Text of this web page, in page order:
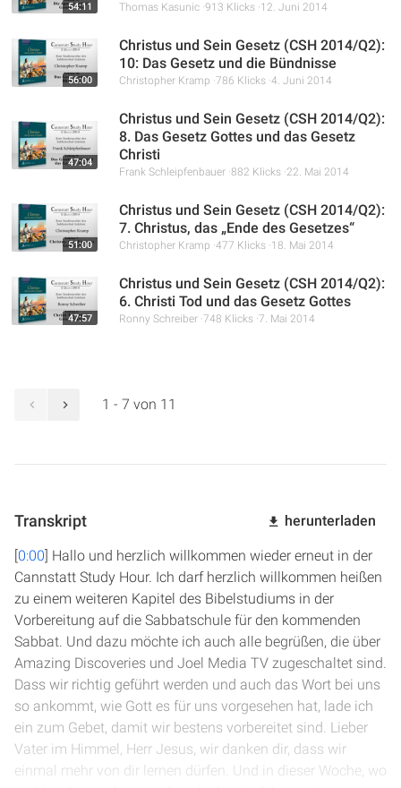
54:11 Thomas Kasunic 913 Klicks 12. Juni 2014
56:00
Christus und Sein Gesetz (CSH 2014/Q2):
10: Das Gesetz und die Bündnisse
Christopher Kramp 786 Klicks 4. Juni 2014
47:04
Christus und Sein Gesetz (CSH 2014/Q2):
8. Das Gesetz Gottes und das Gesetz
Christi
Frank Schleipfenbauer 882 Klicks 22. Mai 2014
51:00
Christus und Sein Gesetz (CSH 2014/Q2):
7. Christus, das „Ende des Gesetzes“
Christopher Kramp 477 Klicks 18. Mai 2014
47:57
Christus und Sein Gesetz (CSH 2014/Q2):
6. Christi Tod und das Gesetz Gottes
Ronny Schreiber 748 Klicks 7. Mai 2014
1 - 7 von 11
Transkript herunterladen
[0:00] Hallo und herzlich willkommen wieder erneut in der
Cannstatt Study Hour. Ich darf herzlich willkommen heißen
zu einem weiteren Kapitel des Bibelstudiums in der
Vorbereitung auf die Sabbatschule für den kommenden
Sabbat. Und dazu möchte ich auch alle begrüßen, die über
Amazing Discoveries und Joel Media TV zugeschaltet sind.
Dass wir richtig geführt werden und auch das Wort bei uns
so ankommt, wie Gott es für uns vorgesehen hat, lade ich
ein zum Gebet, damit wir bestens vorbereitet sind. Lieber
Vater im Himmel, Herr Jesus, wir danken dir, dass wir
einmal mehr von dir lernen dürfen. Und in dieser Woche, wo